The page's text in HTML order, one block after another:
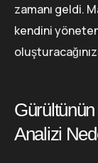
zamanı geldi.
kendini
Analizi